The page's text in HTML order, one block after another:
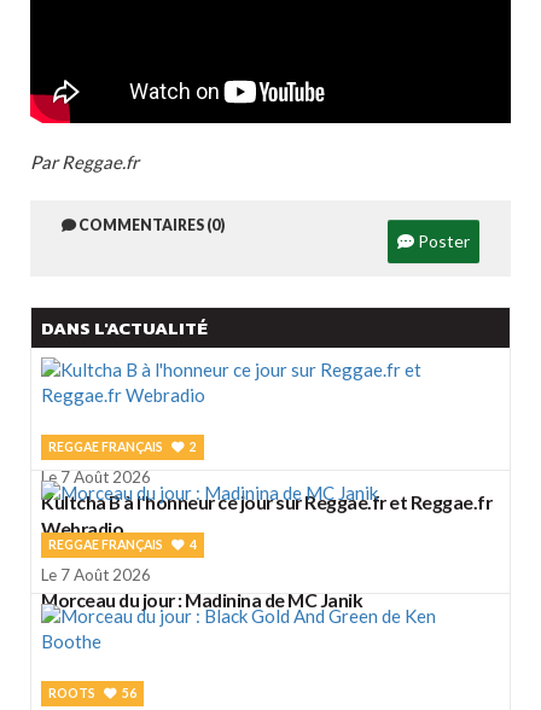
Par Reggae.fr
COMMENTAIRES (0)
Poster
DANS L'ACTUALITÉ
REGGAE FRANÇAIS 2
Le 7 Août 2026
Kultcha B à l'honneur ce jour sur Reggae.fr et Reggae.fr
Webradio
REGGAE FRANÇAIS 4
Le 7 Août 2026
Morceau du jour : Madinina de MC Janik
ROOTS 56